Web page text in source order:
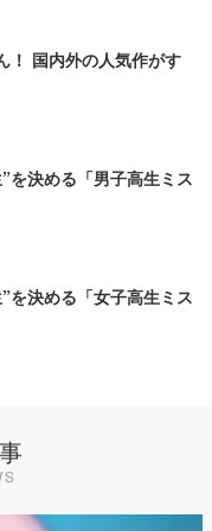
！ 国内外の人気作がす
を決める「男子高生ミス
を決める「女子高生ミス